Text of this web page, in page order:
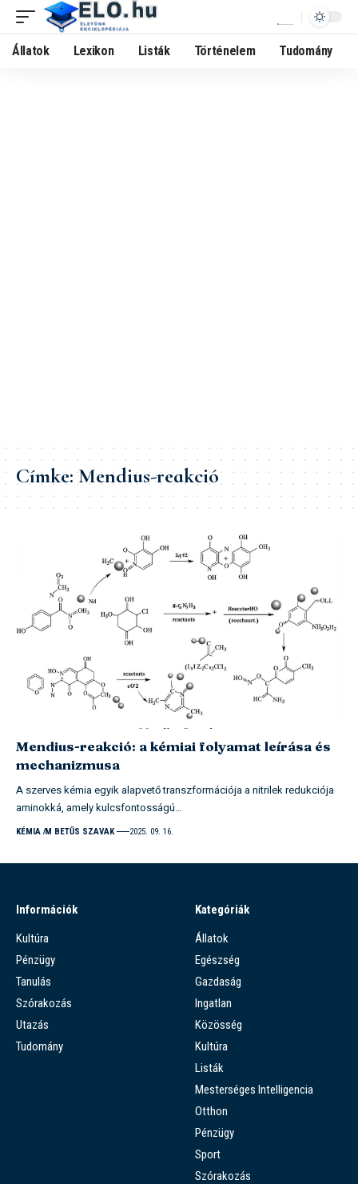
Állatok Lexikon Listák Történelem Tudomány
Címke:Mendius-reakció
Mendius-reakció: a kémiai folyamat leírása és
mechanizmusa
A szerves kémia egyik alapvető transzformációja a nitrilek redukciója
aminokká, amely kulcsfontosságú…
KÉMIA M BETŰS SZAVAK 2025. 09. 16.
Információk
Kultúra
Pénzügy
Tanulás
Szórakozás
Utazás
Tudomány
Kategóriák
Állatok
Egészség
Gazdaság
Ingatlan
Közösség
Kultúra
Listák
Mesterséges Intelligencia
Otthon
Pénzügy
Sport
Szórakozás